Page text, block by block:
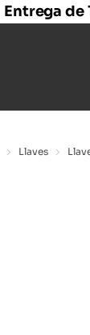
Entrega de
Llaves